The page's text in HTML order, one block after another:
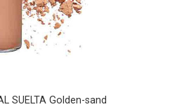
SUELTA Golden-sand